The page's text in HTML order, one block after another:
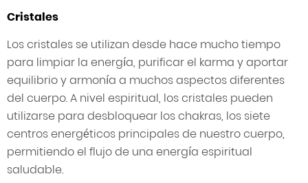
Cristales
Los cristales se utilizan desde hace mucho tiempo
para limpiar la energía, purificar el karma y aportar
equilibrio y armonía a muchos aspectos diferentes
del cuerpo. A nivel espiritual, los cristales pueden
utilizarse para desbloquear los chakras, los siete
centros energéticos principales de nuestro cuerpo,
permitiendo el flujo de una energía espiritual
saludable.